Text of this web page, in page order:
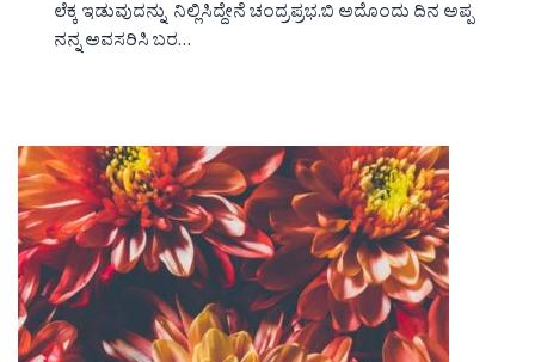
ಲೆಕ್ಕ ಇಡುವುದನ್ನು ನಿಲ್ಲಿಸಿದ್ದೇನೆ ಚಂದ್ರಪ್ರಭ.ಬಿ ಅದೊಂದು ದಿನ ಅಪ್ಪ
ನನ್ನ ಅವಸರಿಸಿ ಬರ…